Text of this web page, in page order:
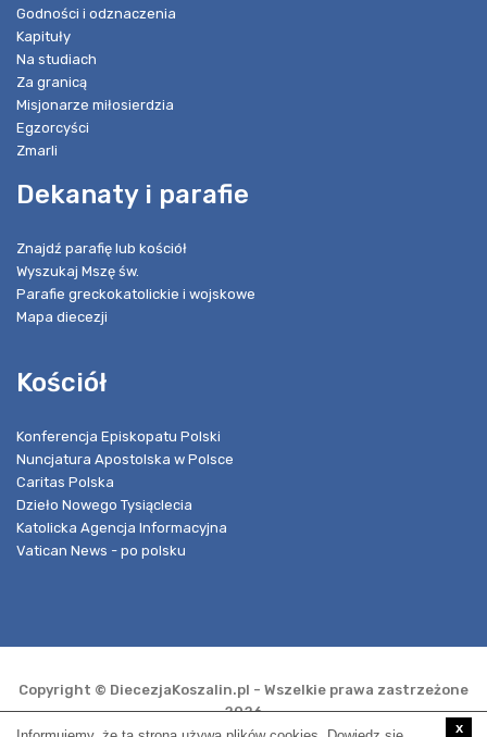
Godności i odznaczenia
Kapituły
Na studiach
Za granicą
Misjonarze miłosierdzia
Egzorcyści
Zmarli
Dekanaty i parafie
Znajdź parafię lub kościół
Wyszukaj Mszę św.
Parafie greckokatolickie i wojskowe
Mapa diecezji
Kościół
Konferencja Episkopatu Polski
Nuncjatura Apostolska w Polsce
Caritas Polska
Dzieło Nowego Tysiąclecia
Katolicka Agencja Informacyjna
Vatican News - po polsku
Copyright © DiecezjaKoszalin.pl - Wszelkie prawa zastrzeżone
2026
x